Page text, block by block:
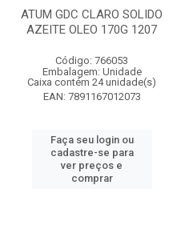
ATUM GDC CLARO SOLIDO
AZEITE OLEO 170G 1207
Código: 766053
Embalagem: Unidade
Caixa contém 24 unidade(s)
EAN: 7891167012073
Faça seu login ou
cadastre-se para
ver preços e
comprar